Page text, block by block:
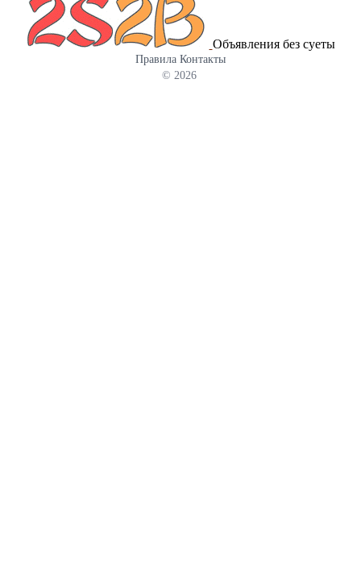
углеводов (включая крахмал) может превышать 70%. Фуражная
кукуруза подходит для кормления всех видов
сельскохозяйственных животных — крупного и мелкого
рогатого скота, лошадей, свиней, а также птицы и даже рыбы.
Однако надо учитывать тот факт, что в фуражной кукурузе
Объявления без суеты
Правила Контакты
© 2026